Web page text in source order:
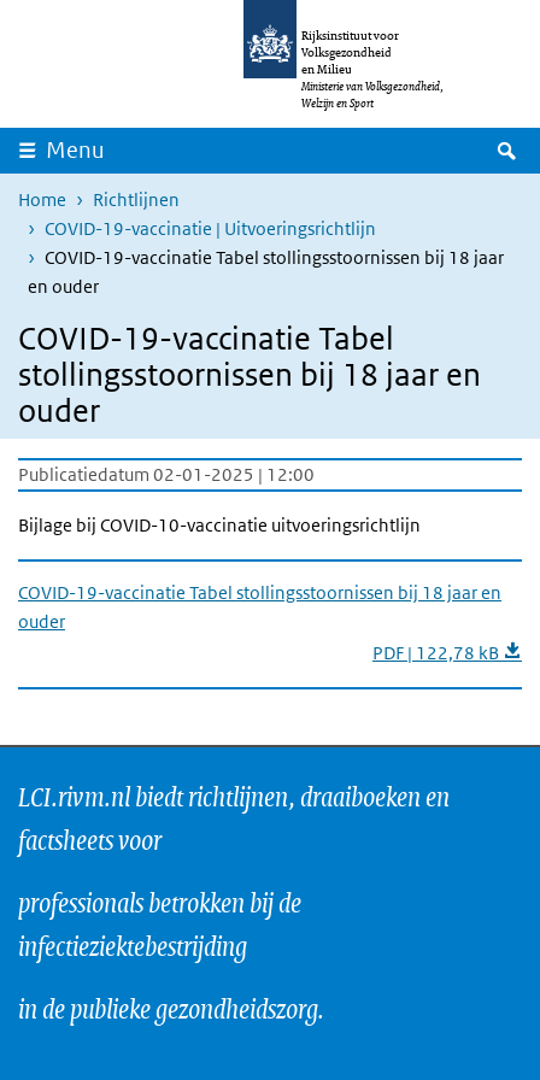
Overslaan en naar de inhoud gaan
Rijksinstituut voor
Volksgezondheid
en Milieu
Ministerie van Volksgezondheid,
Welzijn en Sport
Menu
Home
Richtlijnen
COVID-19-vaccinatie | Uitvoeringsrichtlijn
COVID-19-vaccinatie Tabel stollingsstoornissen bij 18 jaar
en ouder
COVID-19-vaccinatie Tabel
stollingsstoornissen bij 18 jaar en
ouder
Publicatiedatum 02-01-2025 | 12:00
Bijlage bij COVID-10-vaccinatie uitvoeringsrichtlijn
COVID-19-vaccinatie Tabel stollingsstoornissen bij 18 jaar en
ouder
PDF | 122,78 kB
LCI.rivm.nl biedt richtlijnen, draaiboeken en
factsheets voor
professionals betrokken bij de
infectieziektebestrijding
in de publieke gezondheidszorg.